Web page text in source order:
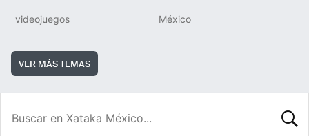
videojuegos México
VER MÁS TEMAS